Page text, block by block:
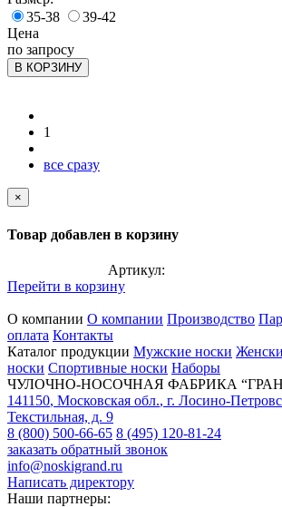
35-38
39-42
Цена
по запросу
В КОРЗИНУ
1
все сразу
×
Товар добавлен в корзину
Артикул:
Перейти в корзину
О компании О компании Производство
оплата Контакты
Каталог продукции Мужские носки
носки Спортивные носки Наборы
ЧУЛОЧНО-НОСОЧНАЯ ФАБРИКА
141150, Московская обл., г. Лосино-
Текстильная, д. 9
8 (800) 500-66-65 8 (495) 120-81-24
заказать обратный звонок
info@noskigrand.ru
Написать директору
Наши партнеры: